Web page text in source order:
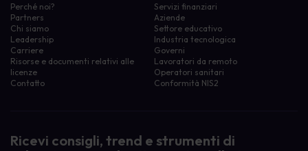
Perché noi?
Partners
Chi siamo
Leadership
Carriere
Risorse e documenti relativi alle
licenze
Contatto
Servizi finanziari
Aziende
Settore educativo
Industria tecnologica
Governi
Lavoratori da remoto
Operatori sanitari
Conformità NIS2
Ricevi consigli, trend e strumenti di